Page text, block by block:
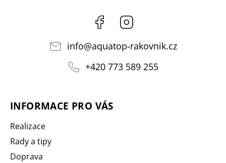
Facebook
info@aquatop-rakovnik.cz
+420 773 589 255
INFORMACE PRO VÁS
Realizace
Rady a tipy
Doprava